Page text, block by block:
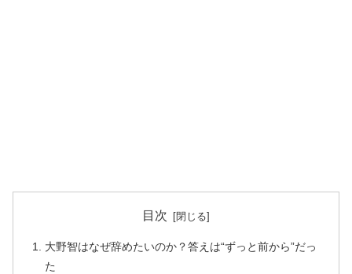
目次
大野智はなぜ辞めたいのか？答えは“ずっと前から”だっ
た